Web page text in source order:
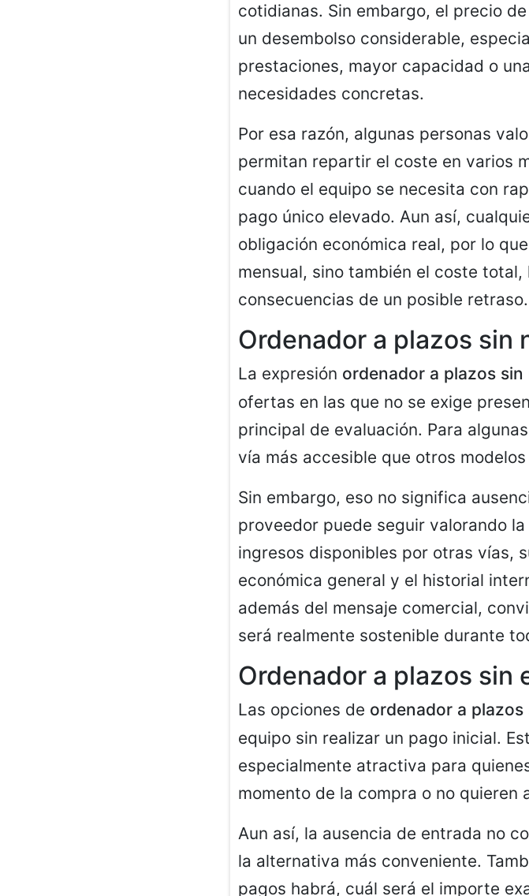
cotidianas. Sin embargo, el precio
un desembolso considerable,
prestaciones, mayor capacidad o
necesidades concretas.
Por esa razón, algunas personas
permitan repartir el coste en varios
cuando el equipo se necesita con
pago único elevado. Aun así,
obligación económica real, por lo
mensual, sino también el coste
consecuencias de un posible retraso.
Ordenador a plazos sin
La expresión ordenador a plazos sin
ofertas en las que no se exige
principal de evaluación. Para
vía más accesible que otros
Sin embargo, eso no significa
proveedor puede seguir valorando
ingresos disponibles por otras vías,
económica general y el historial
además del mensaje comercial,
será realmente sostenible durante
Ordenador a plazos sin
Las opciones de ordenador a plazos
equipo sin realizar un pago inicial.
especialmente atractiva para
momento de la compra o no quieren
Aun así, la ausencia de entrada no
la alternativa más conveniente.
pagos habrá, cuál será el importe